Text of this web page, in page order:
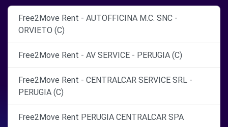
Free2Move Rent - AUTOFFICINA M.C. SNC -
ORVIETO (C)
Free2Move Rent - AV SERVICE - PERUGIA (C)
Free2Move Rent - CENTRALCAR SERVICE SRL -
PERUGIA (C)
Free2Move Rent PERUGIA CENTRALCAR SPA